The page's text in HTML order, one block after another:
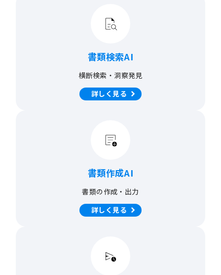
書類検索AI
横断検索・洞察発見
詳しく見る
書類作成AI
書類の作成・出力
詳しく見る